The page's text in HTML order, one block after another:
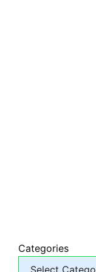
Categories